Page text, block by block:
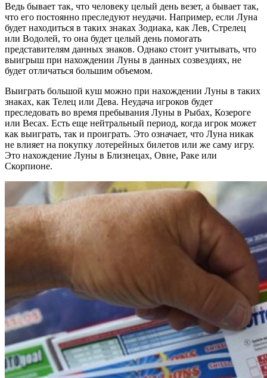
Ведь бывает так, что человеку целый день везет, а бывает так,
что его постоянно преследуют неудачи. Например, если Луна
будет находиться в таких знаках Зодиака, как Лев, Стрелец
или Водолей, то она будет целый день помогать
представителям данных знаков. Однако стоит учитывать, что
выигрыш при нахождении Луны в данных созвездиях, не
будет отличаться большим объемом.
Выиграть большой куш можно при нахождении Луны в таких
знаках, как Телец или Дева. Неудача игроков будет
преследовать во время пребывания Луны в Рыбах, Козероге
или Весах. Есть еще нейтральный период, когда игрок может
как выиграть, так и проиграть. Это означает, что Луна никак
не влияет на покупку лотерейных билетов или же саму игру.
Это нахождение Луны в Близнецах, Овне, Раке или
Скорпионе.